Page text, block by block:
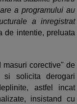
a programului au
a inregistrat
de intentie, preluata
masuri corective" de
si solicita derogari
astfel incat
insistand cu